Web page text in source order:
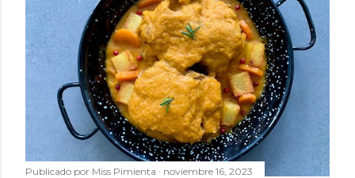
Publicado por Miss Pimienta noviembre 16, 2023